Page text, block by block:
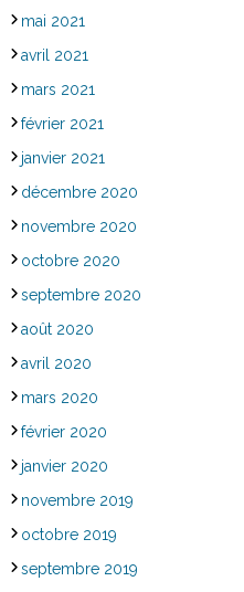
mai 2021
avril 2021
mars 2021
février 2021
janvier 2021
décembre 2020
novembre 2020
octobre 2020
septembre 2020
août 2020
avril 2020
mars 2020
février 2020
janvier 2020
novembre 2019
octobre 2019
septembre 2019